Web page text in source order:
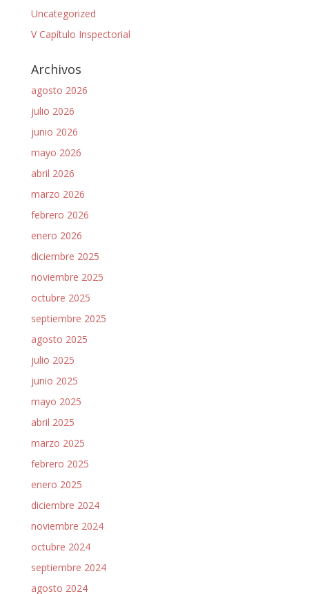
Uncategorized
V Capítulo Inspectorial
Archivos
agosto 2026
julio 2026
junio 2026
mayo 2026
abril 2026
marzo 2026
febrero 2026
enero 2026
diciembre 2025
noviembre 2025
octubre 2025
septiembre 2025
agosto 2025
julio 2025
junio 2025
mayo 2025
abril 2025
marzo 2025
febrero 2025
enero 2025
diciembre 2024
noviembre 2024
octubre 2024
septiembre 2024
agosto 2024